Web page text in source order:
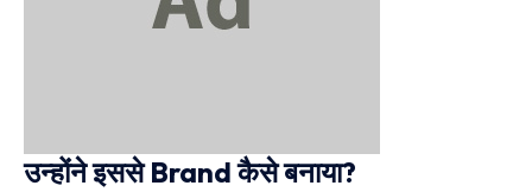
उन्होंने इससे Brand कैसे बनाया?